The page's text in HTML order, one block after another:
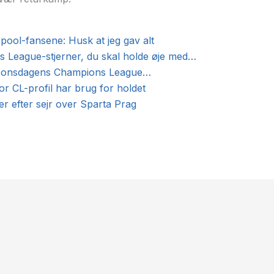
fansene: Husk at jeg gav alt
League-stjerner, du skal holde øje med…
Champions League…
CL-profil har brug for holdet
efter sejr over Sparta Prag